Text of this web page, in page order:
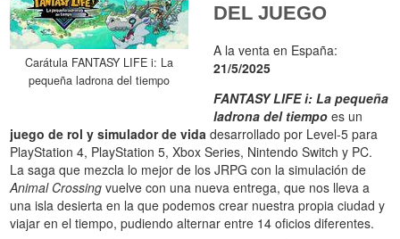
Carátula FANTASY LIFE i: La
pequeña ladrona del tiempo
DEL JUEGO
A la venta en España:
21/5/2025
FANTASY LIFE i: La pequeña
ladrona del tiempo es un
juego de rol y simulador de vida desarrollado por Level-5 para
PlayStation 4, PlayStation 5, Xbox Series, Nintendo Switch y PC.
La saga que mezcla lo mejor de los JRPG con la simulación de
Animal Crossing vuelve con una nueva entrega, que nos lleva a
una isla desierta en la que podemos crear nuestra propia ciudad y
viajar en el tiempo, pudiendo alternar entre 14 oficios diferentes.